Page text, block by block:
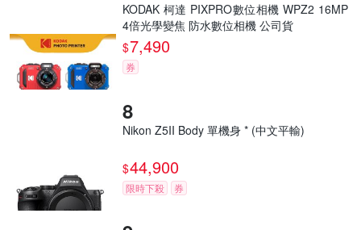
KODAK 柯達 PIXPRO數位相機 WPZ2 16MP
4倍光學變焦 防水數位相機 公司貨
$7,490
券
Nikon Z5II Body 單機身 * (中文平輸)
$44,900
限時下殺 券